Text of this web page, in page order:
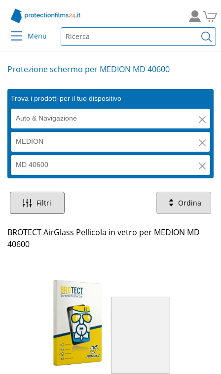
Menu
Protezione schermo per MEDION MD 40600
Trova i prodotti per il tuo dispositivo
Auto & Navigazione
MEDION
MD 40600
Filtri Ordina
BROTECT AirGlass Pellicola in vetro per MEDION MD
40600